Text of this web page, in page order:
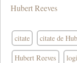
Hubert Reeves
citate citate de
Hubert Reeves